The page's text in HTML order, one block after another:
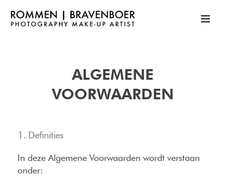
ALGEMENE
VOORWAARDEN
1. Definities
In deze Algemene Voorwaarden wordt verstaan
onder: